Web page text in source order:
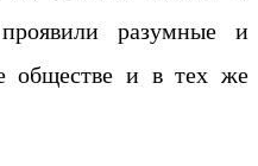
разумные и
и в тех же